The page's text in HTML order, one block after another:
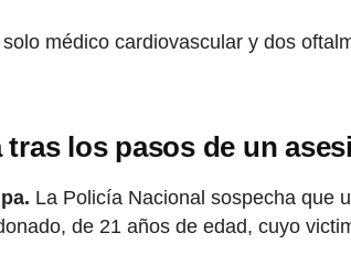
médico cardiovascular y dos
los pasos de un
La Policía Nacional sospecha que
de 21 años de edad, cuyo